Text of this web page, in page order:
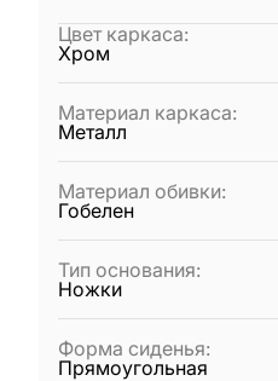
Цвет каркаса:
Хром
Материал каркаса:
Металл
Материал обивки:
Гобелен
Тип основания:
Ножки
Форма сиденья:
Прямоугольная